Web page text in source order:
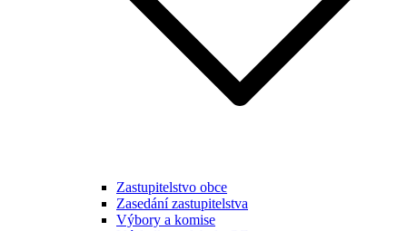
Zastupitelstvo obce
Zasedání zastupitelstva
Výbory a komise